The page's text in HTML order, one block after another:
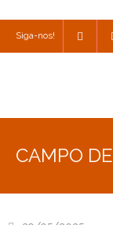
Siga-nos!
CAMPO